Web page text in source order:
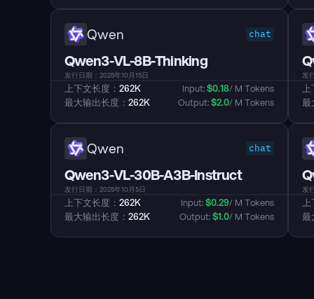
Qwen chat
Qwen3-VL-8B-Thinking
发行日期：2025年10月15日
上下文长度： 262K
最大输出长度： 262K
Input: $0.18/ M Tokens
Output: $2.0/ M Tokens
发
上
最
Qwen chat
Qwen3-VL-30B-A3B-Instruct
发行日期：2025年10月5日
上下文长度： 262K
最大输出长度： 262K
Input: $0.29/ M Tokens
Output: $1.0/ M Tokens
发
上
最